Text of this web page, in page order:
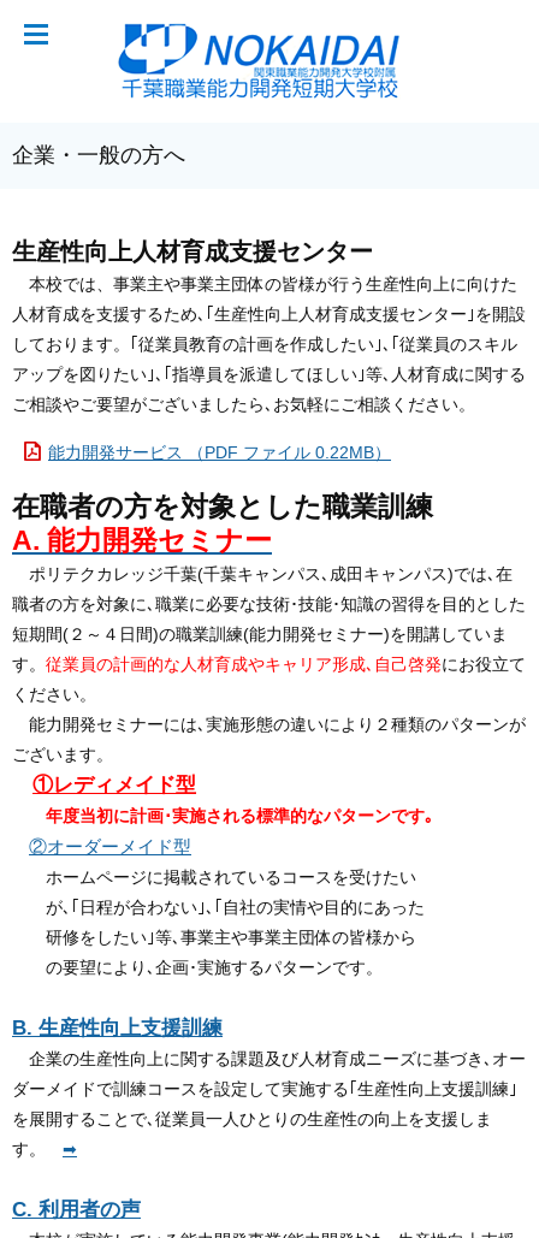
企業・一般の方へ
生産性向上人材育成支援センター
本校では、事業主や事業主団体の皆様が行う生産性向上に向けた
人材育成を支援するため､｢生産性向上人材育成支援センター｣を開設
しております。｢従業員教育の計画を作成したい｣､｢従業員のスキル
アップを図りたい｣､｢指導員を派遣してほしい｣等､人材育成に関する
ご相談やご要望がございましたら､お気軽にご相談ください。
能力開発サービス （PDF ファイル 0.22MB）
在職者の方を対象とした職業訓練
A. 能力開発セミナー
ポリテクカレッジ千葉(千葉キャンパス､成田キャンパス)では､在
職者の方を対象に､職業に必要な技術･技能･知識の習得を目的とした
短期間(２～４日間)の職業訓練(能力開発セミナー)を開講していま
す。 従業員の計画的な人材育成やキャリア形成､自己啓発にお役立て
ください。
能力開発セミナーには､実施形態の違いにより２種類のパターンが
ございます。
①レディメイド型
年度当初に計画･実施される標準的なパターンです｡
②オーダーメイド型
ホームページに掲載されているコースを受けたい
が､｢日程が合わない｣､｢自社の実情や目的にあった
研修をしたい｣等､事業主や事業主団体の皆様から
の要望により､企画･実施するパターンです。
B. 生産性向上支援訓練
企業の生産性向上に関する課題及び人材育成ニーズに基づき､オー
ダーメイドで訓練コースを設定して実施する｢生産性向上支援訓練｣
を展開することで､従業員一人ひとりの生産性の向上を支援しま
す。 ➡
C. 利用者の声